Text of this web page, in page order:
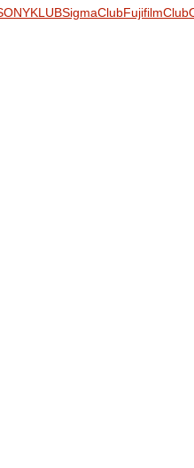
SigmaClubFujifilmClub